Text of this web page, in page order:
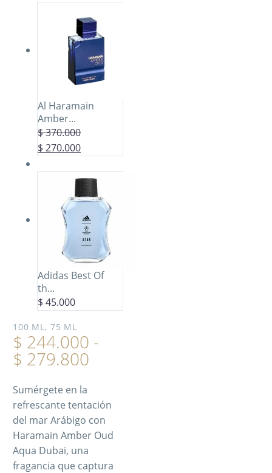
Al Haramain
Amber...
$370.000
$ 270.000
Adidas Best Of
th...
$ 45.000
100 ML, 75 ML
$ 244.000 -
$ 279.800
Sumérgete en la
refrescante tentación
del mar Arábigo con
Haramain Amber Oud
Aqua Dubai, una
fragancia que captura